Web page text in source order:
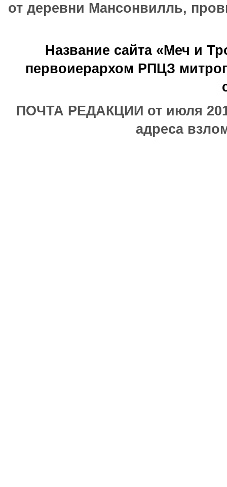
от деревни Мансонвилль,
Название сайта «Меч и
первоиерархом РПЦЗ
ПОЧТА РЕДАКЦИИ от июля
адреса